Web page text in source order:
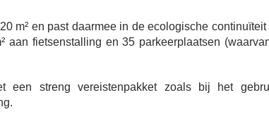
m² en past daarmee in de ecologische
aan fietsenstalling en 35 parkeerplaatsen
een streng vereistenpakket zoals bij het